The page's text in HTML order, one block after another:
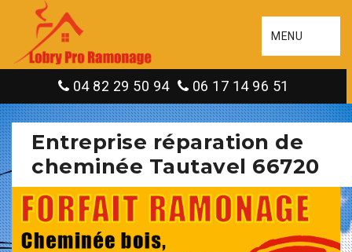
MENU
04 82 29 50 94 06 17 14 96 51
Entreprise réparation de
cheminée Tautavel 66720